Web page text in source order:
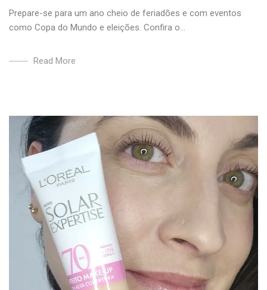
Prepare-se para um ano cheio de feriadões e com eventos
como Copa do Mundo e eleições. Confira o...
Read More